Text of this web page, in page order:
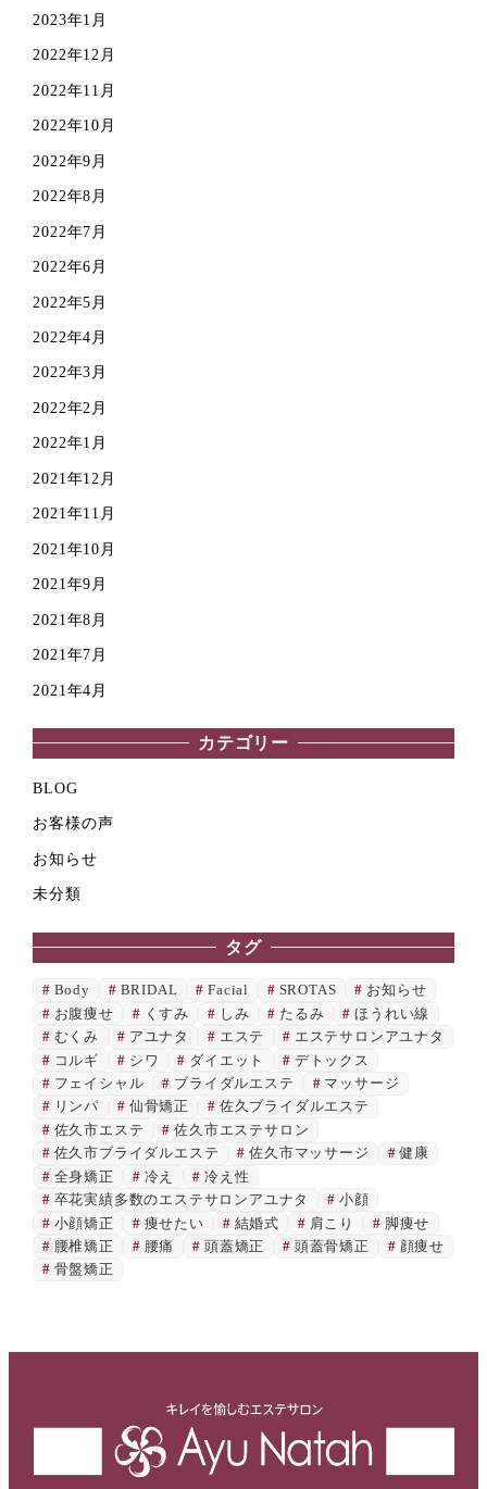
2023年1月
2022年12月
2022年11月
2022年10月
2022年9月
2022年8月
2022年7月
2022年6月
2022年5月
2022年4月
2022年3月
2022年2月
2022年1月
2021年12月
2021年11月
2021年10月
2021年9月
2021年8月
2021年7月
2021年4月
カテゴリー
BLOG
お客様の声
お知らせ
未分類
タグ
Body BRIDAL Facial SROTAS
お知らせ
お腹痩せ
くすみ しみ たるみ
ほうれい線
むくみ
アユナタ エステ
エステサロンアユナタ
コルギ
シワ ダイエット
デトックス
フェイシャル
ブライダルエステ
マッサージ
リンパ
仙骨矯正
佐久ブライダルエステ
佐久市エステ
佐久市エステサロン
佐久市ブライダルエステ
佐久市マッサージ
健康
全身矯正
冷え
冷え性
卒花実績多数のエステサロンアユナタ
小顔
小顔矯正
痩せたい 結婚式 肩こり
脚痩せ
腰椎矯正
腰痛 頭蓋矯正 頭蓋骨矯正
顔痩せ
骨盤矯正